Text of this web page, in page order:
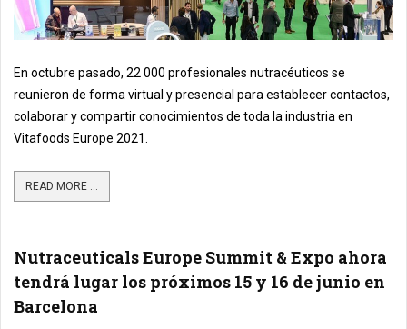
En octubre pasado, 22 000 profesionales nutracéuticos se
reunieron de forma virtual y presencial para establecer contactos,
colaborar y compartir conocimientos de toda la industria en
Vitafoods Europe 2021.
READ MORE ...
Nutraceuticals Europe Summit & Expo ahora
tendrá lugar los próximos 15 y 16 de junio en
Barcelona